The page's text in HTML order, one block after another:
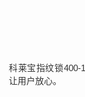
科莱宝指纹锁400-
让用户放心。